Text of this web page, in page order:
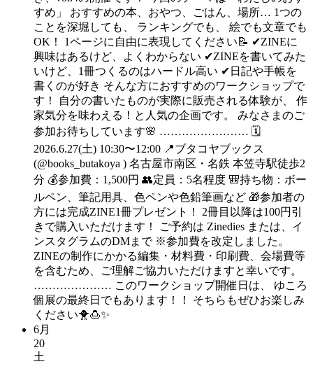
すめ」 おすすめの本、おやつ、ごはん、場所… 1つの
ことを深堀しても、 ランキングでも、 絵でも文章でも
OK！ 1ページに自由に表現してください📝 ✔︎ZINEに
興味はあるけど、よくわからない ✔︎ZINEを書いてみた
いけど、1冊つくるのはハードル高い ✔︎日記や手帳を
書くのが好き そんな方におすすめのワークショップで
す！ 自分の書いたものが実際に販売される体験が、 作
家気分を味わえる！と人気の企画です。 みなさまのご
参加お待ちしています🌸 …………………… 🗓️
2026.6.27(土) 10:30〜12:00 📍ブタコヤブックス
(@books_butakoya ) 名古屋市南区・名鉄 本笠寺駅徒歩2
分 💰参加費：1,500円 👥定員：5名程度 🎒持ち物：ボー
ルペン、筆記用具、色ペンや色鉛筆画など 🎁参加者の
方には完成ZINE1冊プレゼント！ 2冊目以降は100円引
きで購入いただけます！ ご予約は Zinedies または、イ
ンスタグラムのDMまで ※参加費を改定しました。
ZINEの制作にかかる編集・材料費・印刷費、会場費等
を含むため、ご理解ご協力いただけますと幸いです。
………………… このワークショップ開催日は、 ゆころ
個展の最終日でもあります！！ そちらもぜひお楽しみ
ください🐥🍮✨
6月
20
土